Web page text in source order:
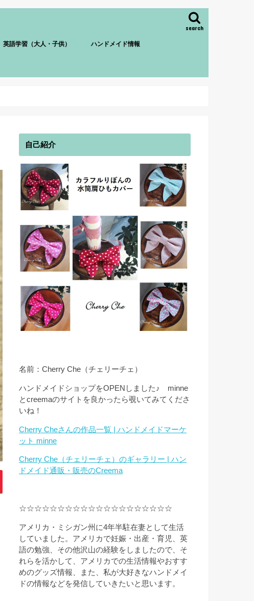
search
英語学習（大人・子供） ハンドメイド情報
自己紹介
名前：Cherry Che（チェリーチェ）
ハンドメイドショップをOPENしました♪ minne
とcreemaのサイトを良かったら覗いてみてくださ
いね！
Cherry Cheさんの作品一覧 | ハンドメイドマーケ
ット minne
Cherry Che（チェリーチェ）のギャラリー | ハン
ドメイド通販・販売のCreema
☆☆☆☆☆☆☆☆☆☆☆☆☆☆☆☆☆☆☆☆
アメリカ・ミシガン州に4年半駐在妻として生活
していました。アメリカで妊娠・出産・育児、英
語の勉強、その他沢山の経験をしましたので、そ
れらを活かして、アメリカでの生活情報やおすす
めのグッズ情報、また、私が大好きなハンドメイ
ドの情報などを発信していきたいと思います。